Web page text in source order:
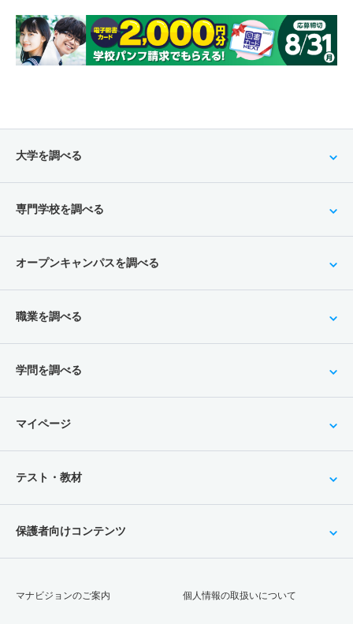
大学を調べる
専門学校を調べる
オープンキャンパスを調べる
職業を調べる
学問を調べる
マイページ
テスト・教材
保護者向けコンテンツ
マナビジョンのご案内 個人情報の取扱いについて